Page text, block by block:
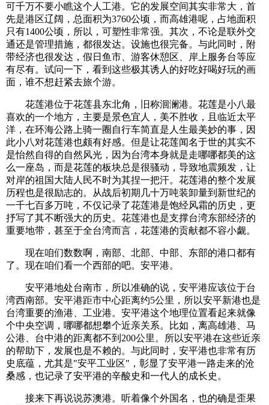
可千万不要小瞧这个人工港。它的发展空间其实非常大，首
先是港区辽阔，总面积为3760公顷，而高雄港呢，占地面积
只有1400公顷，所以，可塑性非常强。其次，不论是联外交
通还是管理措施，都很发达。设施也很完备。与此同时，附
带经济也很发达，假日鱼市、游客休憩区、岸上服务台等应
有尽有。试问一下，看到这些极其诱人的好吃好喝好玩的画
面，谁不想赶紧去旅个游。
花莲港位于花莲县东北角，旧称洄澜港。花莲是小八最
喜欢的一个地方，主要是景色宜人，美不胜收，且临近太平
洋，在环海公路上骑一圈自行车简直是人生最美妙的事，因
此小八对花莲港也颇有好感。但是让花莲闻名于世的其实不
是怡然自得的自然风光，因为台湾本身就是走哪哪都美的这
么一座岛，而是花莲的板块总是很骚动，导致地震频发，让
对岸的祖国大陆人民不时为其捏一把汗。花莲港的整个发展
历程也是很励志的。从战后初期几十万吨装卸量到新世纪的
一千七百多万吨，不仅记录了花莲港是饱经风霜的历史，更
抒写了其不断强大的历史。花莲港也是支撑台湾东部经济的
重要地带，甚至于全台湾而言，花莲港的贡献都不容小觑。
现在咱们数数啊，南部、北部、中部、东部的港口都有
了。现在咱们看一个西部的吧。安平港。
安平港地处台南市，所以准确的说，安平港应该位于台
湾西南部。安平港距市中心距离约5公里，所以安平新港也是
台湾重要的渔港、工业港。安平港这个地理位置看起来就像
个中央空调，哪哪都想攀个近亲关系。比如，离高雄港、马
公港、台中港的距离都不到200公里。所以安平港在这些近亲
的帮助下，发展也是不赖的。与此同时，安平港也非常有历
史底蕴，尤其是"安平工业区"，彰显了安平港一路走来的沧
桑感，也记录了安平港的辛酸史和一代人的成长史。
接来下再说说苏澳港。听着像个外国名，也的确是歪果